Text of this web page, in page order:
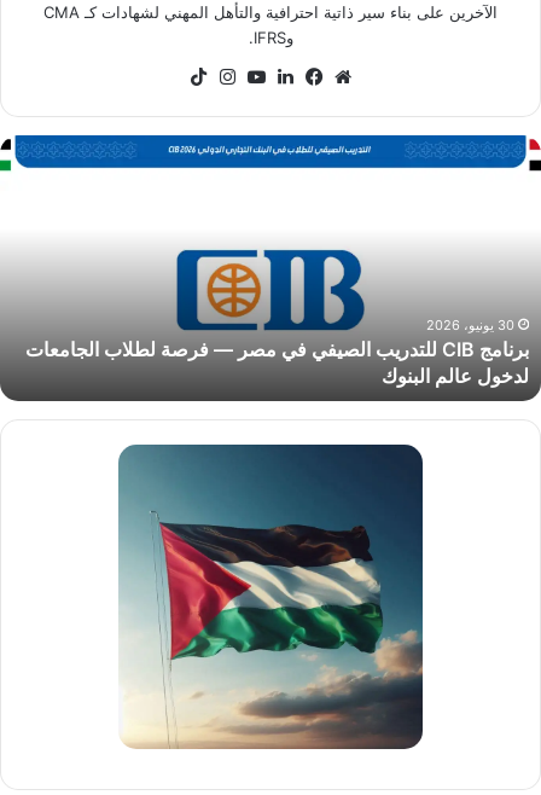
الآخرين على بناء سير ذاتية احترافية والتأهل المهني لشهادات كـ CMA
وIFRS.
موقعفيسبوكلينكدإن‫YouTube
انستقرام
برنامج
CIB
فرصة
لطلاب
الجامعات
لدخول
عالم
30 يونيو، 2026
برنامج CIB للتدريب الصيفي في مصر — فرصة لطلاب الجامعات
لدخول عالم البنوك